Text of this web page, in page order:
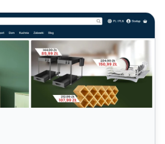
Programma